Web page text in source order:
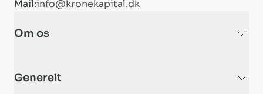
Mail:info@kronekapital.dk
Om os
Generelt